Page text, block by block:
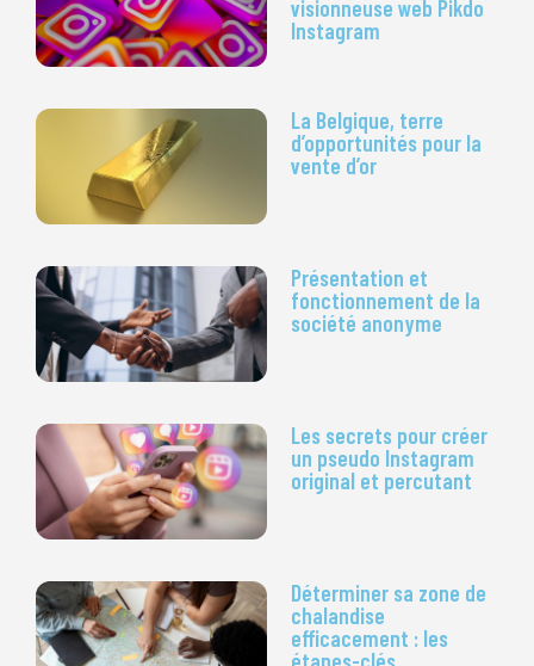
visionneuse web Pikdo
Instagram
La Belgique, terre
d’opportunités pour la
vente d’or
Présentation et
fonctionnement de la
société anonyme
Les secrets pour créer
un pseudo Instagram
original et percutant
Déterminer sa zone de
chalandise
efficacement : les
étapes-clés